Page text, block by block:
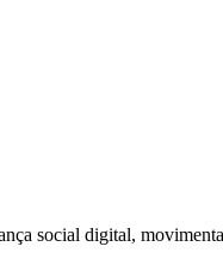
social digital,